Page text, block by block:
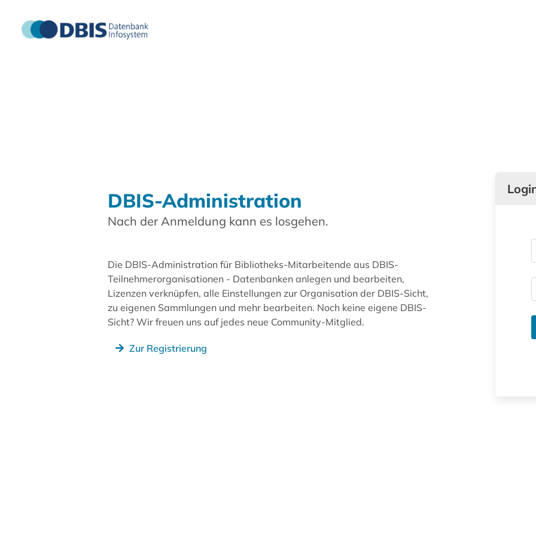
DBIS-Administration
Nach der Anmeldung kann es losgehen.
Die DBIS-Administration für Bibliotheks-Mitarbeitende aus DBIS-
Teilnehmerorganisationen - Datenbanken anlegen und bearbeiten,
Lizenzen verknüpfen, alle Einstellungen zur Organisation der DBIS-Sicht,
zu eigenen Sammlungen und mehr bearbeiten. Noch keine eigene DBIS-
Sicht? Wir freuen uns auf jedes neue Community-Mitglied.
Zur Registrierung